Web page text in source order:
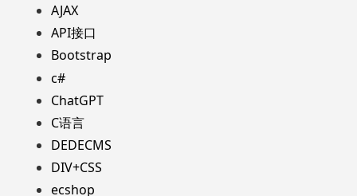
AJAX
API接口
Bootstrap
c#
ChatGPT
C语言
DEDECMS
DIV+CSS
ecshop